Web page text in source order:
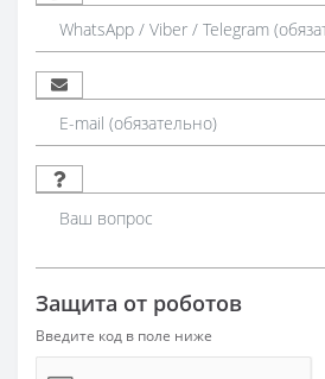
Защита от роботов
Введите код в поле ниже